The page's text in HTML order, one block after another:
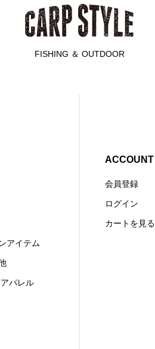
FISHING ＆ OUTDOOR
アイテム
パレル
ACCOUNT
会員登録
ログイン
カートを見る